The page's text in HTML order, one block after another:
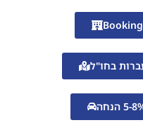
בחו"ל